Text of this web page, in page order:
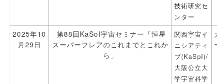
技術研究セ
ンター
2025年10
月29日
第88回KaSoI宇宙セミナー「恒星
スーパーフレアのこれまでとこれか
ら」
関西宇宙イ
ニシアティ
ブ(KaSpI)/
大阪公立大
学宇宙科学